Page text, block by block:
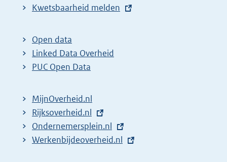
E
t
e
r
l
i
n
k
Kwetsbaarheid melden
Open data
Linked Data Overheid
PUC Open Data
MijnOverheid.nl
E
x
t
Rijksoverheid.nl
E
x
Ondernemersplein.nl
E
Werkenbijdeoverheid.nl